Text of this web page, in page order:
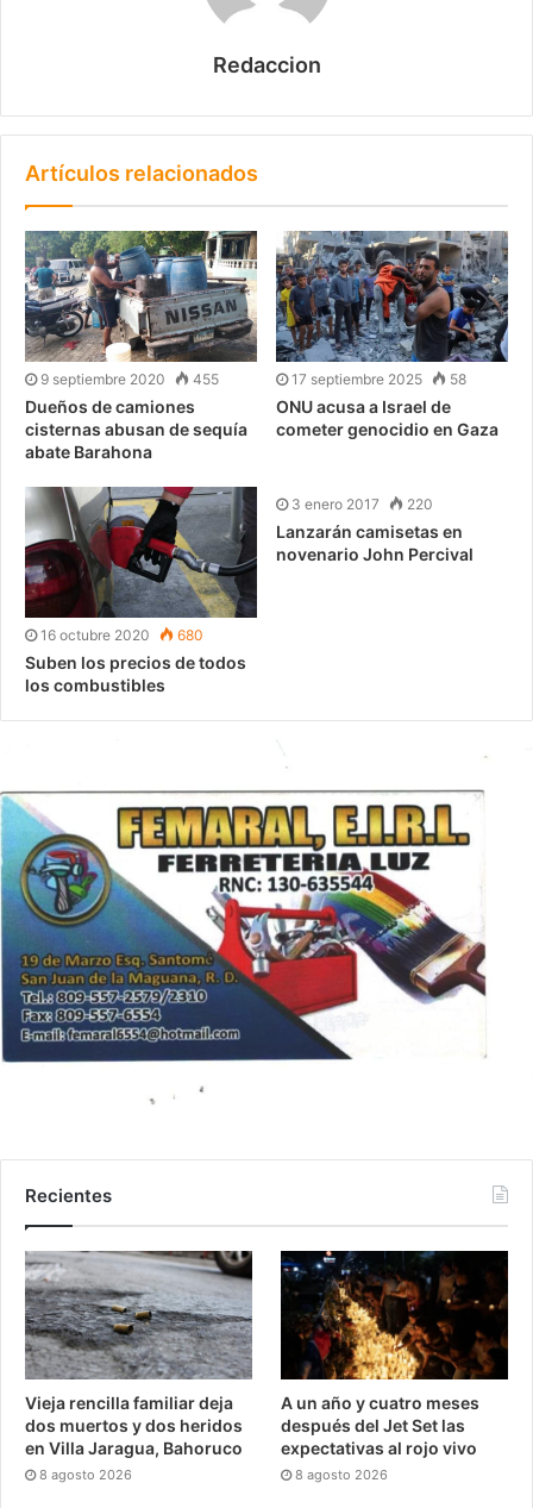
Redaccion
Artículos relacionados
9 septiembre 2020 455
Dueños de camiones
cisternas abusan de sequía
abate Barahona
17 septiembre 2025 58
ONU acusa a Israel de
cometer genocidio en Gaza
16 octubre 2020 680
Suben los precios de todos
los combustibles
3 enero 2017 220
Lanzarán camisetas en
novenario John Percival
Recientes
Vieja rencilla familiar deja
dos muertos y dos heridos
en Villa Jaragua, Bahoruco
8 agosto 2026
A un año y cuatro meses
después del Jet Set las
expectativas al rojo vivo
8 agosto 2026